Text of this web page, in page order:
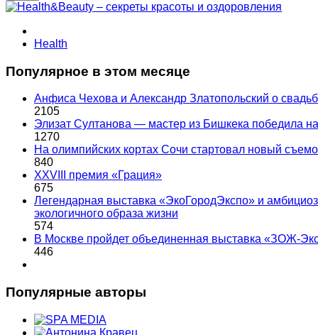
Health
Популярное в этом месяце
Анфиса Чехова и Александр Златопольский о
2105
Элизат Султанова — мастер из Бишкека победила
1270
На олимпийских кортах Сочи стартовал новый
840
XXVIII премия «Грация»
675
Легендарная выставка «ЭкоГородЭкспо» и
экологичного образа жизни
574
В Москве пройдет объединенная выставка «ЗОЖ-
446
Популярные авторы